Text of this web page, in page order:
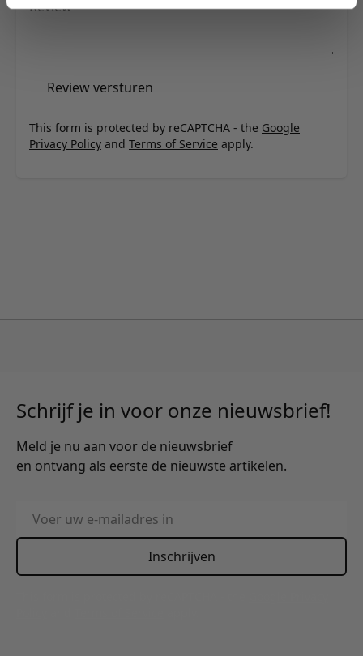
Review
Review versturen
This form is protected by reCAPTCHA - the Google
Privacy Policy and Terms of Service apply.
Schrijf je in voor onze nieuwsbrief!
Meld je nu aan voor de nieuwsbrief
en ontvang als eerste de nieuwste artikelen.
E-mailadres
Inschrijven